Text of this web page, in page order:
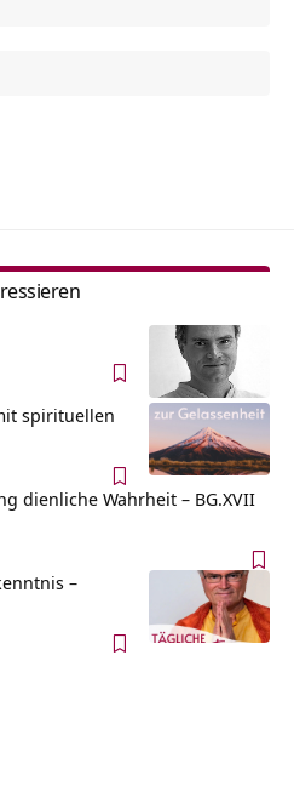
spirituellen
dienliche Wahrheit – BG.XVII
–